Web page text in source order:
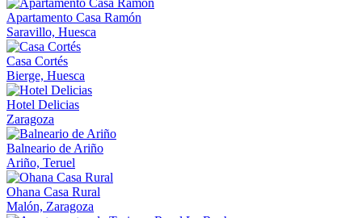
Apartamento Casa Ramón
Saravillo, Huesca
Casa Cortés
Bierge, Huesca
Hotel Delicias
Zaragoza
Balneario de Ariño
Ariño, Teruel
Ohana Casa Rural
Malón, Zaragoza